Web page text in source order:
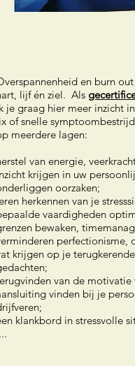
en burn
lijf én ziel. Als
je graag hier meer inzicht
of snelle
meerdere lagen:
van energie,
krijgen in uw
oorzaken;
herkennen van je
vaardigheden
bewaken,
perfectionisme,
krijgen op je
van de motivatie
vinden bij je
klankbord in stressvolle